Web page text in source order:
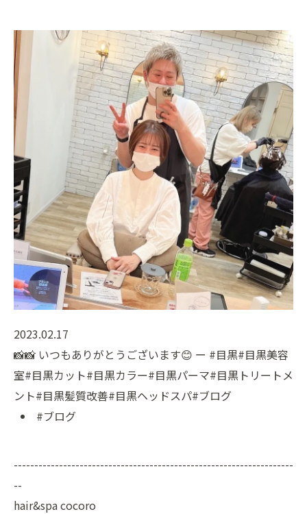
2023.02.17
📸📸 いつもありがとうございます😊 ー #目黒#目黒美容
室#目黒カット#目黒カラー#目黒パーマ#目黒トリートメ
ント#目黒髪質改善#目黒ヘッドスパ#ブログ
#ブログ
--------------------------------------------------------------------
--
hair&spa cocoro